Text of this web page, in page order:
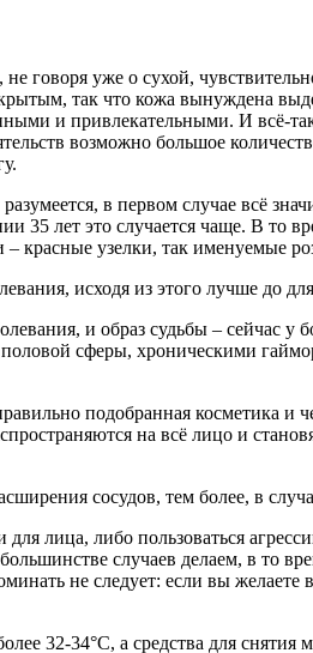
говоря уже о сухой,
так что кожа вынуждена
и привлекательными. И всё-
возможно большое
в первом случае всё
35 лет это случается чаще. В то
красные узелки, так именуемые
исходя из этого лучше до
и образ судьбы –
сферы, хроническими
подобранная косметика и
на всё лицо и
сосудов, тем более, в
лица, либо пользоваться
случаев делаем, в то
не следует: если вы
32-34°C, а средства для